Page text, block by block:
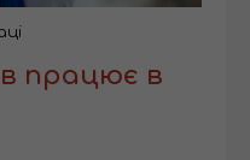
працює в